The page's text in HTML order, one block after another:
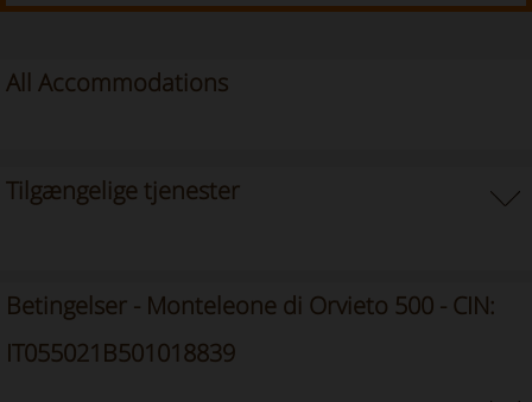
All Accommodations
Tilgængelige tjenester
Betingelser - Monteleone di Orvieto 500 - CIN:
IT055021B501018839